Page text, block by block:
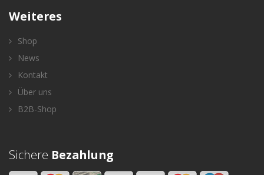
Weiteres
Shop
News
Kontakt
Über uns
B2B-Shop
Sichere Bezahlung